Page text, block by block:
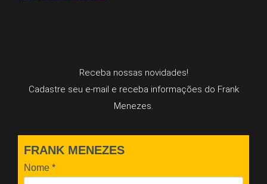
Receba nossas novidades!
Cadastre seu e-mail e receba informações do Frank
Menezes.
FRANK MENEZES
Nome *